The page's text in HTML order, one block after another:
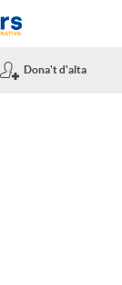
Dona't d'alta